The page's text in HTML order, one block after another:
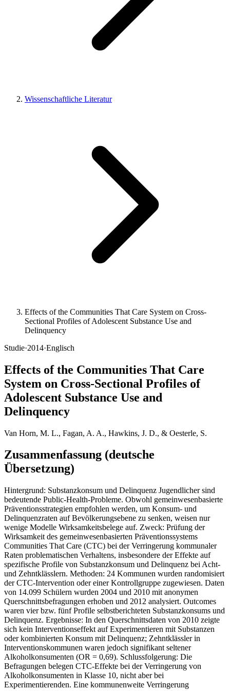
Wissenschaftliche Literatur
Effects of the Communities That Care System on Cross-
Sectional Profiles of Adolescent Substance Use and
Delinquency
Studie·2014·Englisch
Effects of the Communities That Care
System on Cross-Sectional Profiles of
Adolescent Substance Use and
Delinquency
Van Horn, M. L., Fagan, A. A., Hawkins, J. D., & Oesterle, S.
Zusammenfassung (deutsche
Übersetzung)
Hintergrund: Substanzkonsum und Delinquenz Jugendlicher sind
bedeutende Public-Health-Probleme. Obwohl gemeinwesenbasierte
Präventionsstrategien empfohlen werden, um Konsum- und
Delinquenzraten auf Bevölkerungsebene zu senken, weisen nur
wenige Modelle Wirksamkeitsbelege auf. Zweck: Prüfung der
Wirksamkeit des gemeinwesenbasierten Präventionssystems
Communities That Care (CTC) bei der Verringerung kommunaler
Raten problematischen Verhaltens, insbesondere der Effekte auf
spezifische Profile von Substanzkonsum und Delinquenz bei Acht-
und Zehntklässlern. Methoden: 24 Kommunen wurden randomisiert
der CTC-Intervention oder einer Kontrollgruppe zugewiesen. Daten
von 14.099 Schülern wurden 2004 und 2010 mit anonymen
Querschnittsbefragungen erhoben und 2012 analysiert. Outcomes
waren vier bzw. fünf Profile selbstberichteten Substanzkonsums und
Delinquenz. Ergebnisse: In den Querschnittsdaten von 2010 zeigte
sich kein Interventionseffekt auf Experimentieren mit Substanzen
oder kombinierten Konsum mit Delinquenz; Zehntklässler in
Interventionskommunen waren jedoch signifikant seltener
Alkoholkonsumenten (OR = 0,69). Schlussfolgerung: Die
Befragungen belegen CTC-Effekte bei der Verringerung von
Alkoholkonsumenten in Klasse 10, nicht aber bei
Experimentierenden. Eine kommunenweite Verringerung